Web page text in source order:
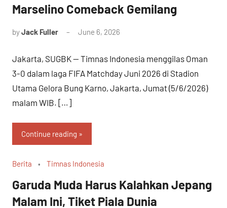
Marselino Comeback Gemilang
byJack Fuller June 6, 2026
Jakarta, SUGBK — Timnas Indonesia menggilas Oman
3-0 dalam laga FIFA Matchday Juni 2026 di Stadion
Utama Gelora Bung Karno, Jakarta, Jumat (5/6/2026)
malam WIB. […]
Continue reading
Berita Timnas Indonesia
Garuda Muda Harus Kalahkan Jepang
Malam Ini, Tiket Piala Dunia